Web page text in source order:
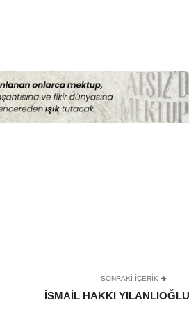
SONRAKI IÇERIK
İSMAIL HAKKI